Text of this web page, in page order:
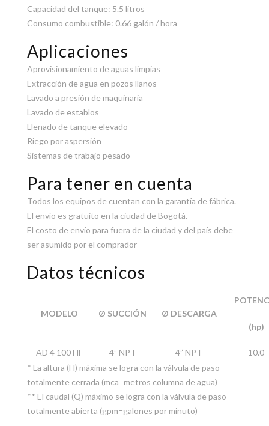
Capacidad del tanque: 5.5 litros
Consumo combustible: 0.66 galón / hora
Aplicaciones
Aprovisionamiento de aguas limpias
Extracción de agua en pozos llanos
Lavado a presión de maquinaria
Lavado de establos
Llenado de tanque elevado
Riego por aspersión
Sistemas de trabajo pesado
Para tener en cuenta
Todos los equipos de cuentan con la garantía de fábrica.
El envío es gratuito en la ciudad de Bogotá.
El costo de envío para fuera de la ciudad y del país debe
ser asumido por el comprador
Datos técnicos
MODELO Ø SUCCIÓN Ø DESCARGA
(hp)
AD 4 100 HF 4” NPT 4” NPT
10.0
* La altura (H) máxima se logra con la válvula de paso
totalmente cerrada (mca=metros columna de agua)
** El caudal (Q) máximo se logra con la válvula de paso
totalmente abierta (gpm=galones por minuto)